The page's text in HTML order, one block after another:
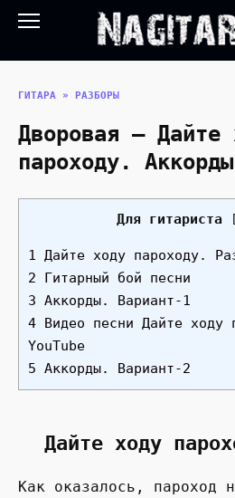
Перейти
ГИТАРА » РАЗБОРЫ
Дворовая — Дайте
пароходу.
Для гитариста [
1 Дайте ходу пароходу.
2 Гитарный бой песни
3 Аккорды. Вариант-1
4 Видео песни Дайте ходу
YouTube
5 Аккорды. Вариант-2
Дайте ходу
Как оказалось, пароход